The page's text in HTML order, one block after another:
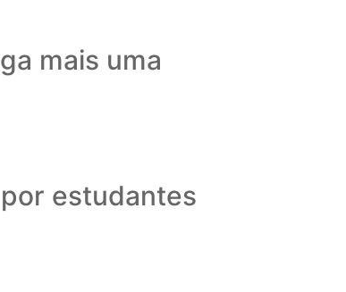
mais uma
estudantes